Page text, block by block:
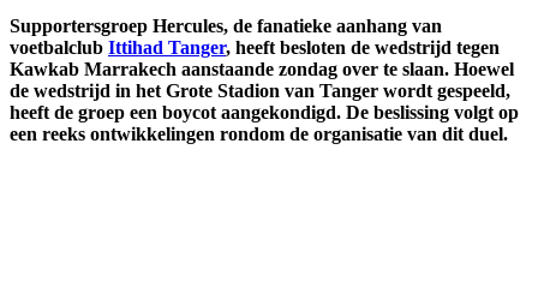
Supportersgroep Hercules, de fanatieke aanhang van
voetbalclub Ittihad Tanger, heeft besloten de wedstrijd tegen
Kawkab Marrakech aanstaande zondag over te slaan. Hoewel
de wedstrijd in het Grote Stadion van Tanger wordt gespeeld,
heeft de groep een boycot aangekondigd. De beslissing volgt op
een reeks ontwikkelingen rondom de organisatie van dit duel.